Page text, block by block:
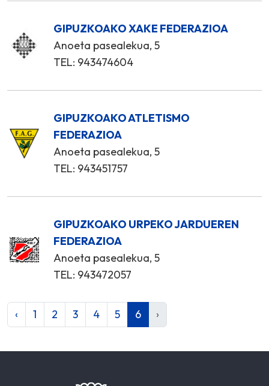
GIPUZKOAKO XAKE FEDERAZIOA
Anoeta pasealekua, 5
TEL: 943474604
GIPUZKOAKO ATLETISMO
FEDERAZIOA
Anoeta pasealekua, 5
TEL: 943451757
GIPUZKOAKO URPEKO JARDUEREN
FEDERAZIOA
Anoeta pasealekua, 5
TEL: 943472057
‹ 1 2 3 4 5 6 ›